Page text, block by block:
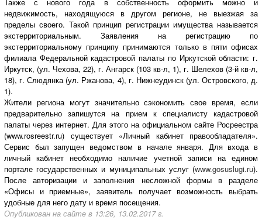
Также с нового года в собственность оформить можно и
недвижимость, находящуюся в другом регионе, не выезжая за
пределы своего. Такой принцип регистрации имущества называется
экстерриториальным. Заявления на регистрацию по
экстерриториальному принципу принимаются только в пяти офисах
филиала Федеральной кадастровой палаты по Иркутской области: г.
Иркутск, (ул. Чехова, 22), г. Ангарск (103 кв-л, 1), г. Шелехов (3-й кв-л,
18), г. Слюдянка (ул. Ржанова, 4), г. Нижнеудинск (ул. Островского, д.
1).
Жители региона могут значительно сэкономить свое время, если
предварительно запишутся на прием к специалисту кадастровой
палаты через интернет. Для этого на официальном сайте Росреестра
(www.rosreestr.ru) существует «Личный кабинет правообладателя».
Сервис был запущен ведомством в начале января. Для входа в
личный кабинет необходимо наличие учетной записи на едином
портале государственных и муниципальных услуг (www.gosuslugi.ru).
После авторизации и заполнения несложной формы в разделе
«Офисы и приемные», заявитель получает возможность выбрать
удобные для него дату и время посещения.
Опубликован на сайте в 13:26, 13.02.2017 г.